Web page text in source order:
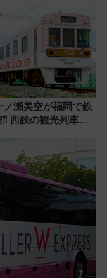
ョンも徹底解説
ノ瀬美空が福岡で鉄
西鉄の観光列車
で巡る福岡･太宰
！YouTubeが公開